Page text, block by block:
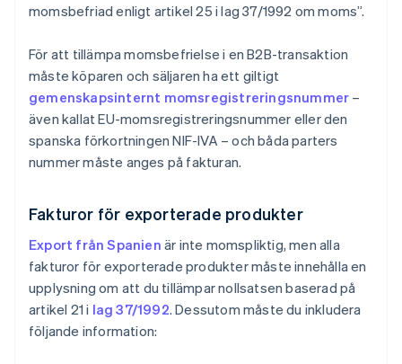
momsbefriad enligt artikel 25 i lag 37/1992 om moms”.
För att tillämpa momsbefrielse i en B2B-transaktion
måste köparen och säljaren ha ett giltigt
gemenskapsinternt momsregistreringsnummer –
även kallat EU-momsregistreringsnummer eller den
spanska förkortningen NIF-IVA – och båda parters
nummer måste anges på fakturan.
Fakturor för exporterade produkter
Export från Spanien är inte momspliktig, men alla
fakturor för exporterade produkter måste innehålla en
upplysning om att du tillämpar nollsatsen baserad på
artikel 21 i lag 37/1992. Dessutom måste du inkludera
följande information: